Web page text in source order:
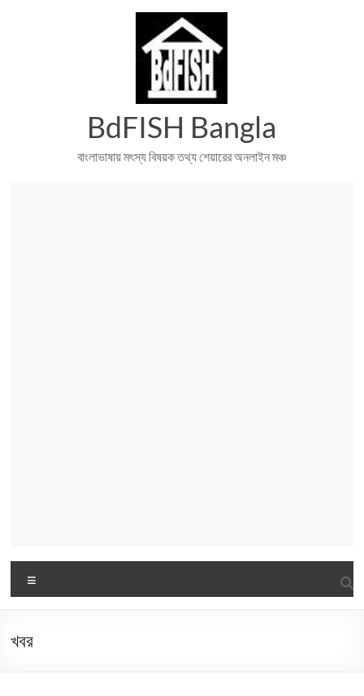
BdFISH Bangla
বাংলাভাষায় মৎস্য বিষয়ক তথ্য শেয়ারের অনলাইন মঞ্চ
খবর